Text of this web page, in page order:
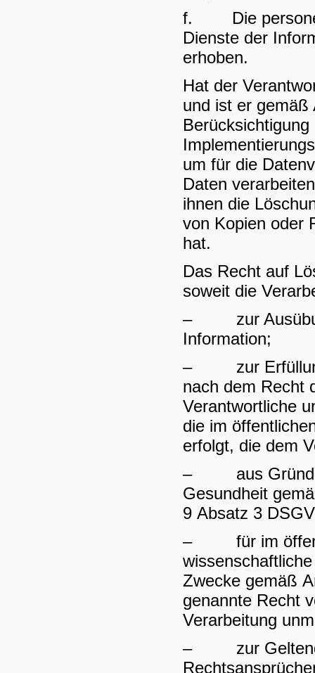
f. Die
Dienste der
erhoben.
Hat der
und ist er gemäß
um für die
Daten
ihnen die
von Kopien oder
hat.
Das Recht auf
soweit die
– zur
Information;
– zur Erfüllung
nach dem Recht
Verantwortliche
die im
erfolgt, die dem
– aus Gründen
Gesundheit
9 Absatz 3
– für im
Zwecke gemäß
genannte Recht
Verarbeitung
– zur